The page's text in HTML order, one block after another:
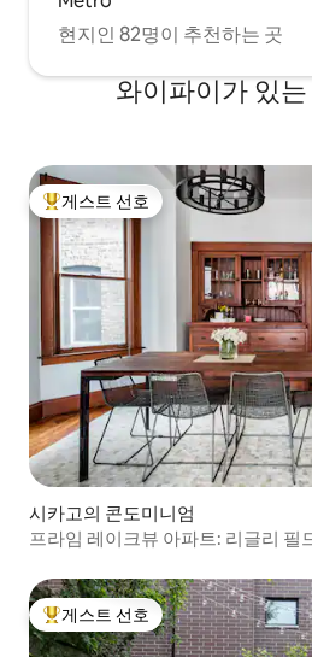
현지인 82명이 추천하는 곳
와이파이가 있
상위 게스트 선호
게스트 선호
시카고의 콘도미니엄
프라임 레이크뷰 아파트: 리글리 필
상위 게스트 선호
게스트 선호